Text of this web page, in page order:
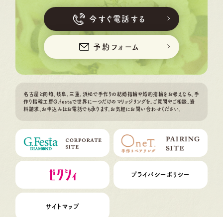
今すぐ電話する
予約フォーム
名古屋と岡崎、岐阜、三重、浜松で手作りの結婚指輪や婚約指輪をお考えなら、手
作り指輪工房G.festaで世界に一つだけのマリッジリングを。ご質問やご相談、資
料請求、お申込みはお電話でも承ります。お気軽にお問い合わせください。
プライバシーポリシー
サイトマップ